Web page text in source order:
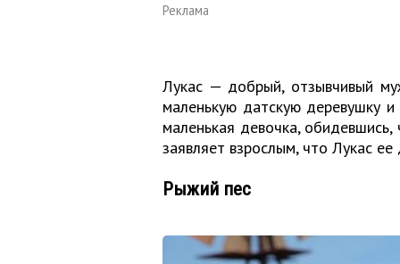
Реклама
Лукас — добрый, отзывчивый
маленькую датскую деревушку
маленькая девочка,
заявляет взрослым, что Лукас ее
Рыжий пес